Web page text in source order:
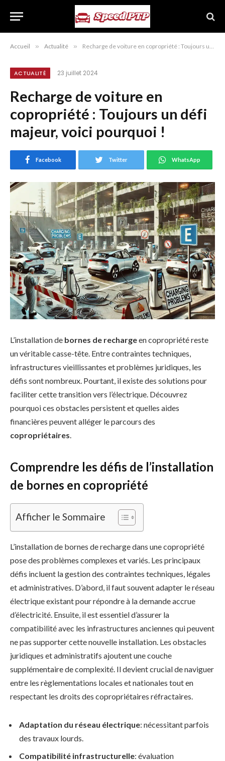
Accueil » Actualité » Recharge de voiture en copropriété : Toujours un défi majeur, voici pourquoi !
ACTUALITÉ 23 juillet 2024
Recharge de voiture en
copropriété : Toujours un défi
majeur, voici pourquoi !
Facebook Twitter WhatsApp
L’installation de bornes de rechargeen copropriété reste
un véritable casse-tête. Entre contraintes techniques,
infrastructures vieillissantes et problèmes juridiques, les
défis sont nombreux. Pourtant, il existe des solutions pour
faciliter cette transition vers l’électrique. Découvrez
pourquoi ces obstacles persistent et quelles aides
financières peuvent alléger le parcours des
copropriétaires
Comprendre les défis de l’installation
de bornes en copropriété
Afficher le Sommaire
L’installation de bornes de recharge dans une copropriété
pose des problèmes complexes et variés. Les principaux
défis incluent la gestion des contraintes techniques, légales
et administratives. D’abord, il faut souvent adapter le réseau
électrique existant pour répondre à la demande accrue
d’électricité. Ensuite, il est essentiel d’assurer la
compatibilité avec les infrastructures anciennes qui peuvent
ne pas supporter cette nouvelle installation. Les obstacles
juridiques et administratifs ajoutent une couche
supplémentaire de complexité. Il devient crucial de naviguer
entre les règlementations locales et nationales tout en
respectant les droits des copropriétaires réfractaires.
Adaptation du réseau électrique: nécessitant parfois
des travaux lourds.
Compatibilité infrastructurelle: évaluation